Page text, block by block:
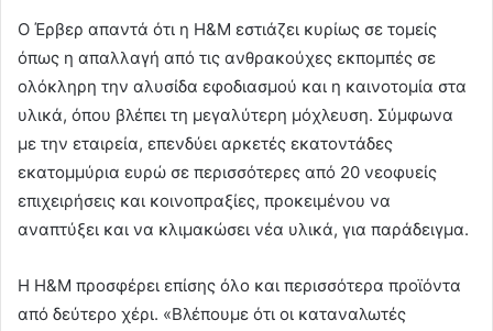
Ο Έρβερ απαντά ότι η H&M εστιάζει κυρίως σε τομείς
όπως η απαλλαγή από τις ανθρακούχες εκπομπές σε
ολόκληρη την αλυσίδα εφοδιασμού και η καινοτομία στα
υλικά, όπου βλέπει τη μεγαλύτερη μόχλευση. Σύμφωνα
με την εταιρεία, επενδύει αρκετές εκατοντάδες
εκατομμύρια ευρώ σε περισσότερες από 20 νεοφυείς
επιχειρήσεις και κοινοπραξίες, προκειμένου να
αναπτύξει και να κλιμακώσει νέα υλικά, για παράδειγμα.
Η H&M προσφέρει επίσης όλο και περισσότερα προϊόντα
από δεύτερο χέρι. «Βλέπουμε ότι οι καταναλωτές